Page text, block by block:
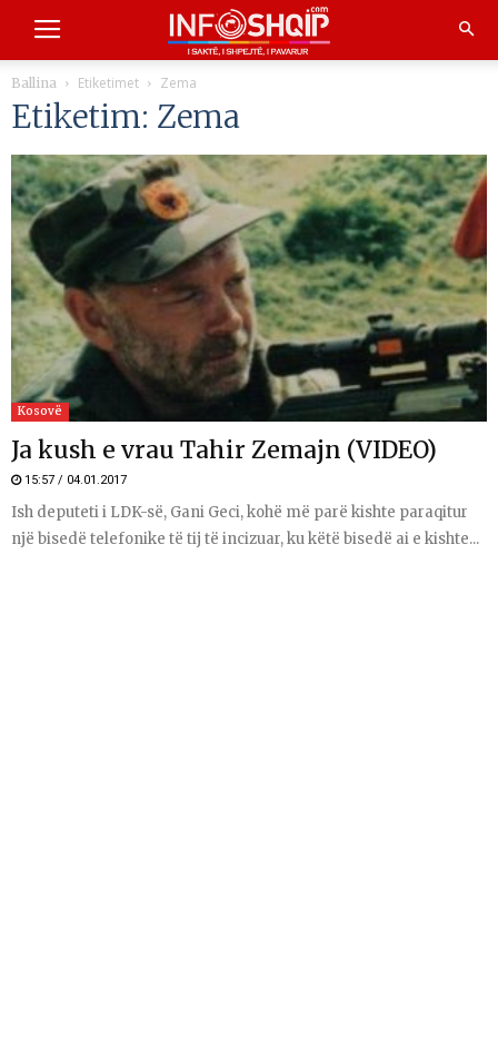
Ballina Etiketimet Zema
Etiketim: Zema
Kosovë
Ja kush e vrau Tahir Zemajn (VIDEO)
15:57 / 04.01.2017
Ish deputeti i LDK-së, Gani Geci, kohë më parë kishte paraqitur
një bisedë telefonike të tij të incizuar, ku këtë bisedë ai e kishte...